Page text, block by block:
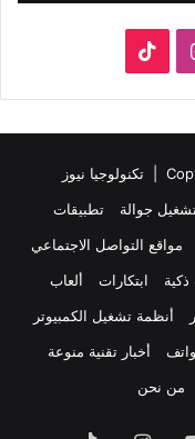
انستقرام
تكنولوجيا نيوز
جوالة
تطبيقات
مواقع التواصل الاجتماعي
ابتكارات
ألعاب
أنظمة تشغيل الكمبيوتر
أخبار تقنية منوعة
من نحن